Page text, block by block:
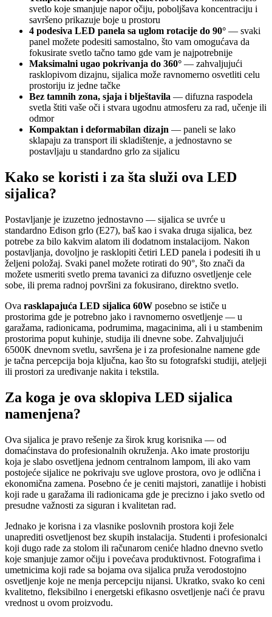
svetlo koje smanjuje napor očiju, poboljšava koncentraciju i
savršeno prikazuje boje u prostoru
4 podesiva LED panela sa uglom rotacije do 90° — svaki
panel možete podesiti samostalno, što vam omogućava da
fokusirate svetlo tačno tamo gde vam je najpotrebnije
Maksimalni ugao pokrivanja do 360° — zahvaljujući
rasklopivom dizajnu, sijalica može ravnomerno osvetliti celu
prostoriju iz jedne tačke
Bez tamnih zona, sjaja i blještavila — difuzna raspodela
svetla štiti vaše oči i stvara ugodnu atmosferu za rad, učenje ili
odmor
Kompaktan i deformabilan dizajn — paneli se lako
sklapaju za transport ili skladištenje, a jednostavno se
postavljaju u standardno grlo za sijalicu
Kako se koristi i za šta služi ova LED
sijalica?
Postavljanje je izuzetno jednostavno — sijalica se uvrće u
standardno Edison grlo (E27), baš kao i svaka druga sijalica, bez
potrebe za bilo kakvim alatom ili dodatnom instalacijom. Nakon
postavljanja, dovoljno je rasklopiti četiri LED panela i podesiti ih u
željeni položaj. Svaki panel možete rotirati do 90°, što znači da
možete usmeriti svetlo prema tavanici za difuzno osvetljenje cele
sobe, ili prema radnoj površini za fokusirano, direktno svetlo.
Ova rasklapajuća LED sijalica 60W posebno se ističe u
prostorima gde je potrebno jako i ravnomerno osvetljenje — u
garažama, radionicama, podrumima, magacinima, ali i u stambenim
prostorima poput kuhinje, studija ili dnevne sobe. Zahvaljujući
6500K dnevnom svetlu, savršena je i za profesionalne namene gde
je tačna percepcija boja ključna, kao što su fotografski studiji, ateljeji
ili prostori za uređivanje nakita i tekstila.
Za koga je ova sklopiva LED sijalica
namenjena?
Ova sijalica je pravo rešenje za širok krug korisnika — od
domaćinstava do profesionalnih okruženja. Ako imate prostoriju
koja je slabo osvetljena jednom centralnom lampom, ili ako vam
postojeće sijalice ne pokrivaju sve uglove prostora, ovo je odlična i
ekonomična zamena. Posebno će je ceniti majstori, zanatlije i hobisti
koji rade u garažama ili radionicama gde je precizno i jako svetlo od
presudne važnosti za siguran i kvalitetan rad.
Jednako je korisna i za vlasnike poslovnih prostora koji žele
unaprediti osvetljenost bez skupih instalacija. Studenti i profesionalci
koji dugo rade za stolom ili računarom ceniće hladno dnevno svetlo
koje smanjuje zamor očiju i povećava produktivnost. Fotografima i
umetnicima koji rade sa bojama ova sijalica pruža verodostojno
osvetljenje koje ne menja percepciju nijansi. Ukratko, svako ko ceni
kvalitetno, fleksibilno i energetski efikasno osvetljenje naći će pravu
vrednost u ovom proizvodu.